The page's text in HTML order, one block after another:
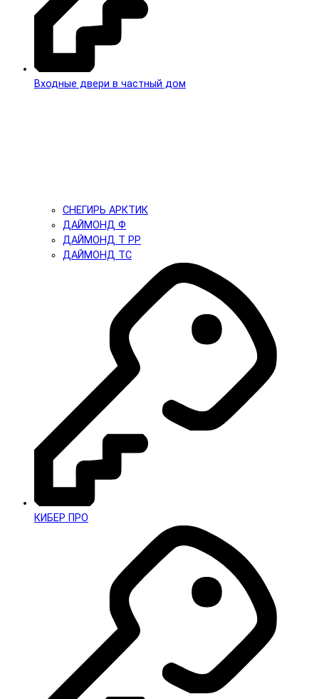
Входные двери в частный дом
СНЕГИРЬ АРКТИК
ДАЙМОНД Ф
ДАЙМОНД Т PP
ДАЙМОНД ТС
КИБЕР ПРО